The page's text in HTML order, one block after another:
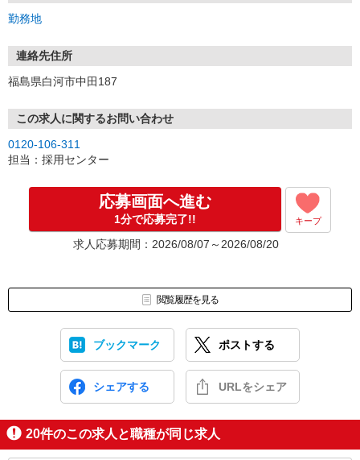
勤務地
連絡先住所
福島県白河市中田187
この求人に関するお問い合わせ
0120-106-311
担当：採用センター
応募画面へ進む
1分で応募完了!! キープ
求人応募期間：2026/08/07～2026/08/20
閲覧履歴を見る
ブックマーク ポストする
シェアする URLをシェア
20件のこの求人と職種が同じ求人